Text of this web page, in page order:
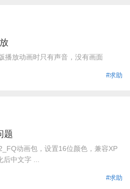
播放动画时只有声音，没有画面
#求助
题
动画包，设置16位颜色，兼容XP
中文字 ...
#求助